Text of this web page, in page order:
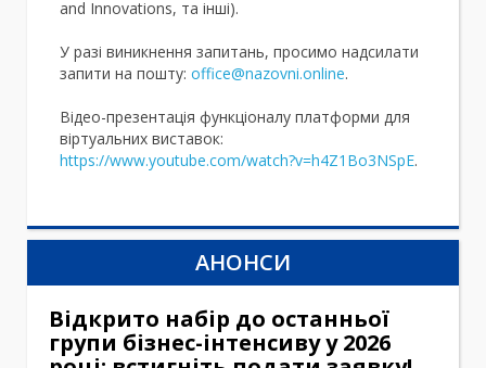
and Innovations, та інші).
У разі виникнення запитань, просимо надсилати
запити на пошту: office@nazovni.online.
Відео-презентація функціоналу платформи для
віртуальних виставок:
https://www.youtube.com/watch?v=h4Z1Bo3NSpE.
АНОНСИ
Відкрито набір до останньої
групи бізнес-інтенсиву у 2026